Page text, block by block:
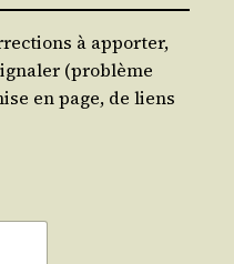
à apporter,
(problème
en page, de liens